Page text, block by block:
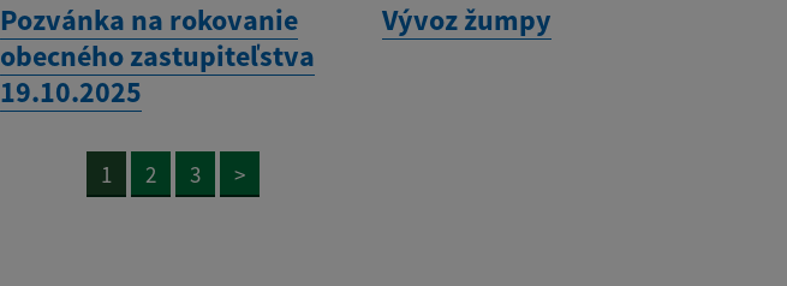
Pozvánka na rokovanie
obecného zastupiteľstva
19.10.2025
Vývoz žumpy
1 2 3 >